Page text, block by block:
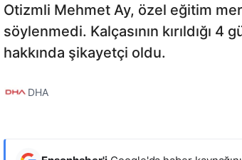
Otizmli Mehmet Ay, özel eğitim
söylenmedi. Kalçasının kırıldığı
hakkında şikayetçi oldu.
DHA